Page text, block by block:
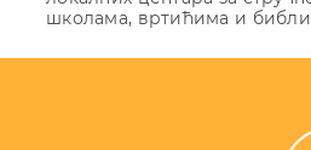
школама, вртићима и